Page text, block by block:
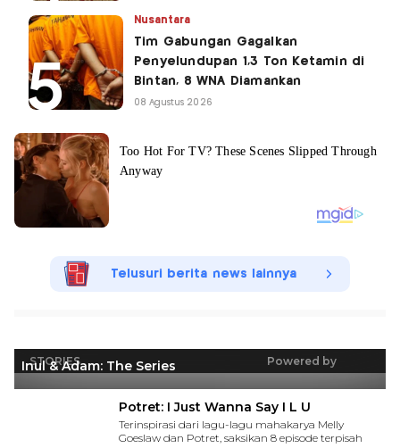
Nusantara
Tim Gabungan Gagalkan
Penyelundupan 1,3 Ton Ketamin di
Bintan, 8 WNA Diamankan
08 Agustus 2026
Telusuri berita news lainnya